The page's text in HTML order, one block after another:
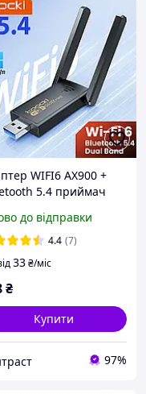
WIFI6 AX900 +
5.4 приймач
донгл
до відправки
4.4 (7)
33₴/міс
₴
Купити
97%